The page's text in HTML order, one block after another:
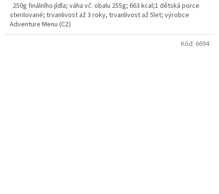
250g finálního jídla; váha vč. obalu 255g; 663 kcal;1 dětská porce
sterilované; trvanlivost až 3 roky, trvanlivost až 5let; výrobce
Adventure Menu (CZ)
Kód: 6694